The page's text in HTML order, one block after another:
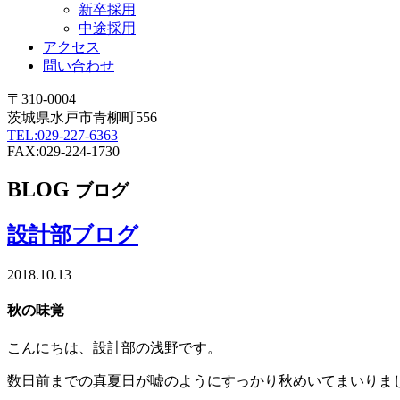
新卒採用
中途採用
アクセス
問い合わせ
〒310-0004
茨城県水戸市青柳町556
TEL:029-227-6363
FAX:029-224-1730
BLOG ブログ
設計部ブログ
2018.10.13
秋の味覚
こんにちは、設計部の浅野です。
数日前までの真夏日が嘘のようにすっかり秋めいてまいりま